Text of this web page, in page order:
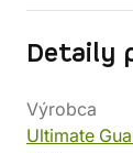
Detaily
Výrobca
Ultimate